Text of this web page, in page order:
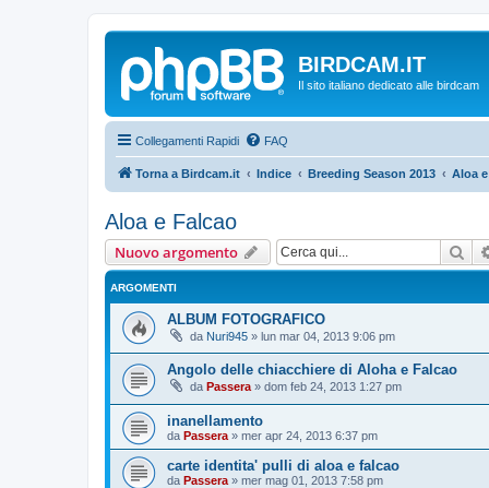
BIRDCAM.IT
Il sito italiano dedicato alle birdcam
Collegamenti Rapidi FAQ
Torna a Birdcam.it Indice Breeding Season 2013 Aloa
Aloa e Falcao
Nuovo argomento
ARGOMENTI
ALBUM FOTOGRAFICO
da Nuri945 » lun mar 04, 2013 9:06 pm
Angolo delle chiacchiere di Aloha e Falcao
da Passera » dom feb 24, 2013 1:27 pm
inanellamento
da Passera » mer apr 24, 2013 6:37 pm
carte identita' pulli di aloa e falcao
da Passera » mer mag 01, 2013 7:58 pm